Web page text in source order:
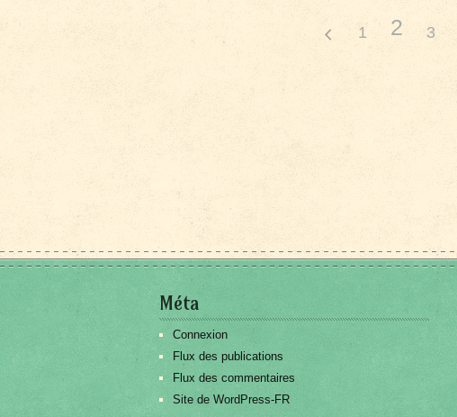
1 2 3
Méta
Connexion
Flux des publications
Flux des commentaires
Site de WordPress-FR